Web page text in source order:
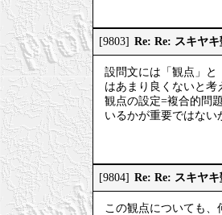
[9803] Re: Re: スキヤ
設問文には「観点」と
はあまり良くないと考
観点の設定=複合的問
いるかが重要ではない
[9804] Re: Re: スキヤ
この観点についても